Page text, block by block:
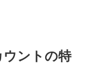
ントの特